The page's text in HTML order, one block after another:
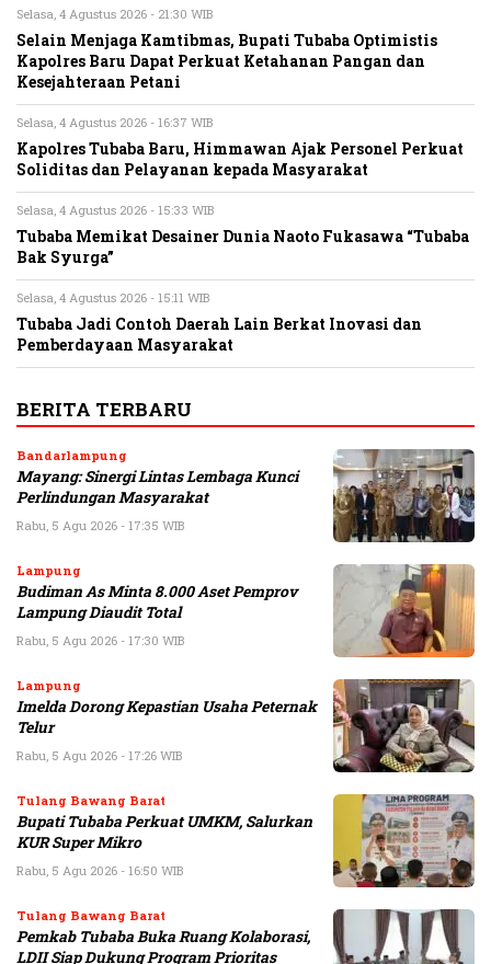
Selasa, 4 Agustus 2026 - 21:30 WIB
Selain Menjaga Kamtibmas, Bupati Tubaba Optimistis
Kapolres Baru Dapat Perkuat Ketahanan Pangan dan
Kesejahteraan Petani
Selasa, 4 Agustus 2026 - 16:37 WIB
Kapolres Tubaba Baru, Himmawan Ajak Personel Perkuat
Soliditas dan Pelayanan kepada Masyarakat
Selasa, 4 Agustus 2026 - 15:33 WIB
Tubaba Memikat Desainer Dunia Naoto Fukasawa “Tubaba
Bak Syurga”
Selasa, 4 Agustus 2026 - 15:11 WIB
Tubaba Jadi Contoh Daerah Lain Berkat Inovasi dan
Pemberdayaan Masyarakat
BERITA TERBARU
Bandarlampung
Mayang: Sinergi Lintas Lembaga Kunci
Perlindungan Masyarakat
Rabu, 5 Agu 2026 - 17:35 WIB
Lampung
Budiman As Minta 8.000 Aset Pemprov
Lampung Diaudit Total
Rabu, 5 Agu 2026 - 17:30 WIB
Lampung
Imelda Dorong Kepastian Usaha Peternak
Telur
Rabu, 5 Agu 2026 - 17:26 WIB
Tulang Bawang Barat
Bupati Tubaba Perkuat UMKM, Salurkan
KUR Super Mikro
Rabu, 5 Agu 2026 - 16:50 WIB
Tulang Bawang Barat
Pemkab Tubaba Buka Ruang Kolaborasi,
LDII Siap Dukung Program Prioritas